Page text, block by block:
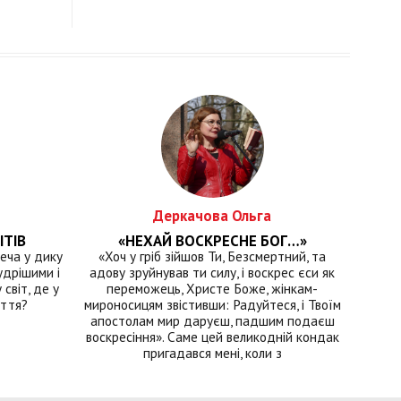
у дику
і
де у
Деркачова Ольга
«НЕХАЙ ВОСКРЕСНЕ БОГ…»
«Хоч у гріб зійшов Ти, Безсмертний, та
адову зруйнував ти силу, і воскрес єси як
переможець, Христе Боже, жінкам-
мироносицям звістивши: Радуйтеся, і Твоїм
апостолам мир даруєш, падшим подаєш
воскресіння». Саме цей великодній кондак
пригадався мені, коли з